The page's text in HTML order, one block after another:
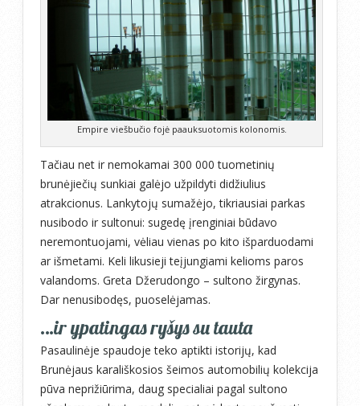
Empire viešbučio fojė paauksuotomis kolonomis.
Tačiau net ir nemokamai 300 000 tuometinių
brunėjiečių sunkiai galėjo užpildyti didžiulius
atrakcionus. Lankytojų sumažėjo, tikriausiai parkas
nusibodo ir sultonui: sugedę įrenginiai būdavo
neremontuojami, vėliau vienas po kito išparduodami
ar išmetami. Keli likusieji teįjungiami kelioms paros
valandoms. Greta Džerudongo – sultono žirgynas.
Dar nenusibodęs, puoselėjamas.
…ir ypatingas ryšys su tauta
Pasaulinėje spaudoje teko aptikti istorijų, kad
Brunėjaus karališkosios šeimos automobilių kolekcija
pūva neprižiūrima, daug specialiai pagal sultono